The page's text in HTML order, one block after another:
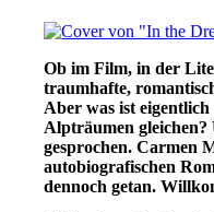
Ob im Film, in der
traumhafte,
Aber was ist
Alpträumen
gesprochen. Carmen
autobiografischen
dennoch getan.